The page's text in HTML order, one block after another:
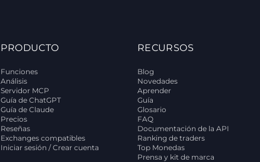
PRODUCTO
Funciones
Análisis
Servidor MCP
Guía de ChatGPT
Guía de Claude
Precios
Reseñas
Exchanges compatibles
Iniciar sesión / Crear cuenta
RECURSOS
Blog
Novedades
Aprender
Guía
Glosario
FAQ
Documentación de la API
Ranking de traders
Top Monedas
Prensa y kit de marca